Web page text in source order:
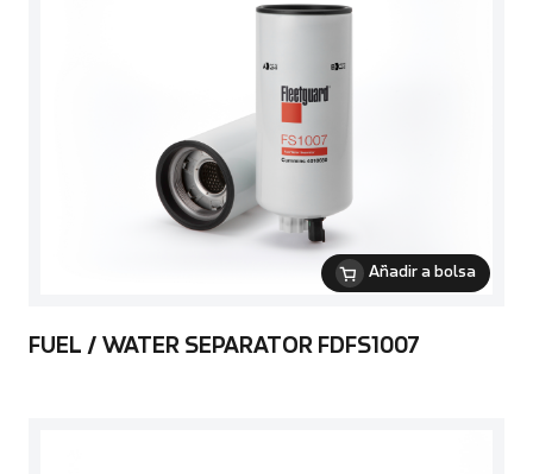
Añadir a bolsa
FUEL / WATER SEPARATOR FDFS1007